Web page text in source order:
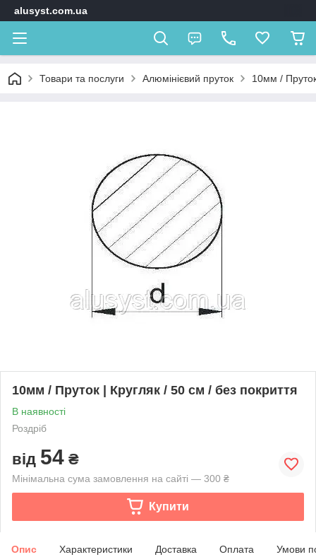
alusyst.com.ua
Товари та послуги Алюмінієвий пруток 10мм /
10мм / Пруток | Кругляк / 50 см / без покриття
В наявності
Роздріб
від 54 ₴
Мінімальна сума замовлення на сайті — 300 ₴
Купити
Опис Характеристики Доставка Оплата Умови